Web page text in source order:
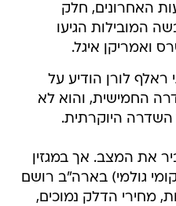
האחרונים, חלק
המובילות הגיעו
ואמריקן איגל.
ראלף לורן הודיע על
החמישית, והוא לא
היוקרתית.
את המצב. אך במגזין
גולמי) בארה"ב רושם
ברציפות, מחירי הדלק נמוכים,